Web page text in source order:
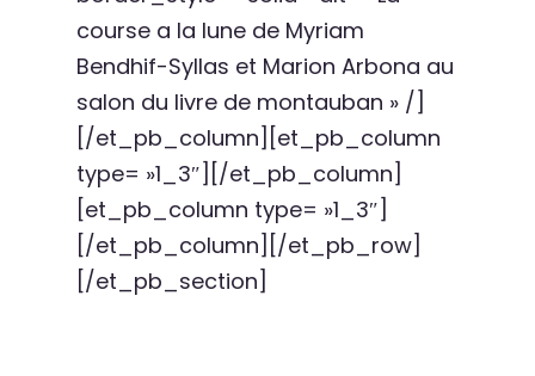
course a la lune de Myriam
Bendhif-Syllas et Marion Arbona au
salon du livre de montauban » /]
[/et_pb_column][et_pb_column
type= »1_3″][/et_pb_column]
[et_pb_column type= »1_3″]
[/et_pb_column][/et_pb_row]
[/et_pb_section]